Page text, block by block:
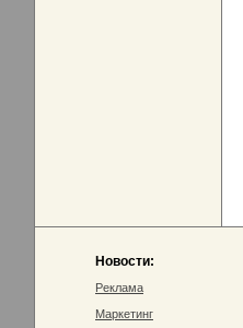
Новости:
Реклама
Маркетинг